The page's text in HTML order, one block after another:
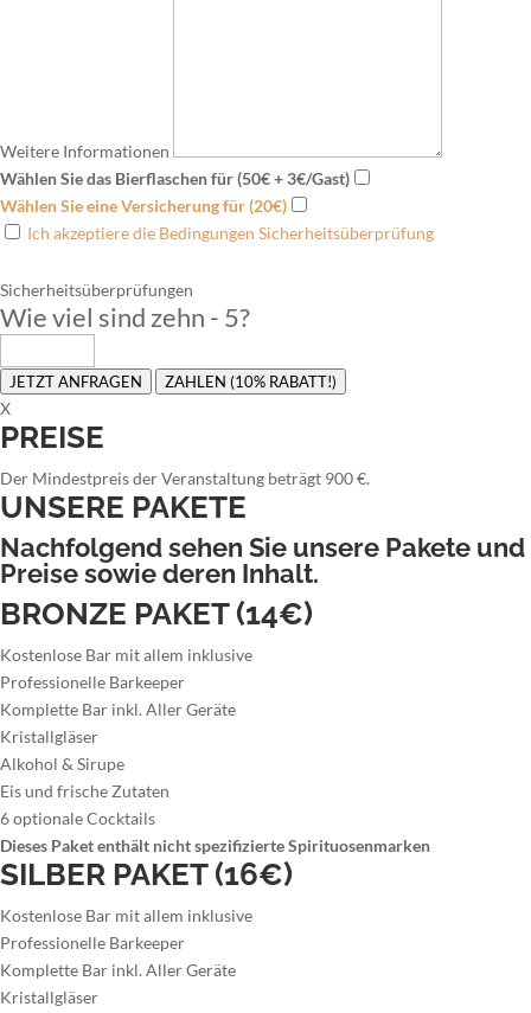
Weitere Informationen
Wählen Sie das Bierflaschen für (50€ + 3€/Gast)
Wählen Sie eine Versicherung für (20€)
Ich akzeptiere die Bedingungen Sicherheitsüberprüfung
Sicherheitsüberprüfungen
Wie viel sind zehn - 5?
JETZT ANFRAGEN ZAHLEN (10% RABATT!)
X
PREISE
Der Mindestpreis der Veranstaltung beträgt 900 €.
UNSERE PAKETE
Nachfolgend sehen Sie unsere Pakete und
Preise sowie deren Inhalt.
BRONZE PAKET (14€)
Kostenlose Bar mit allem inklusive
Professionelle Barkeeper
Komplette Bar inkl. Aller Geräte
Kristallgläser
Alkohol & Sirupe
Eis und frische Zutaten
6 optionale Cocktails
Dieses Paket enthält nicht spezifizierte Spirituosenmarken
SILBER PAKET (16€)
Kostenlose Bar mit allem inklusive
Professionelle Barkeeper
Komplette Bar inkl. Aller Geräte
Kristallgläser